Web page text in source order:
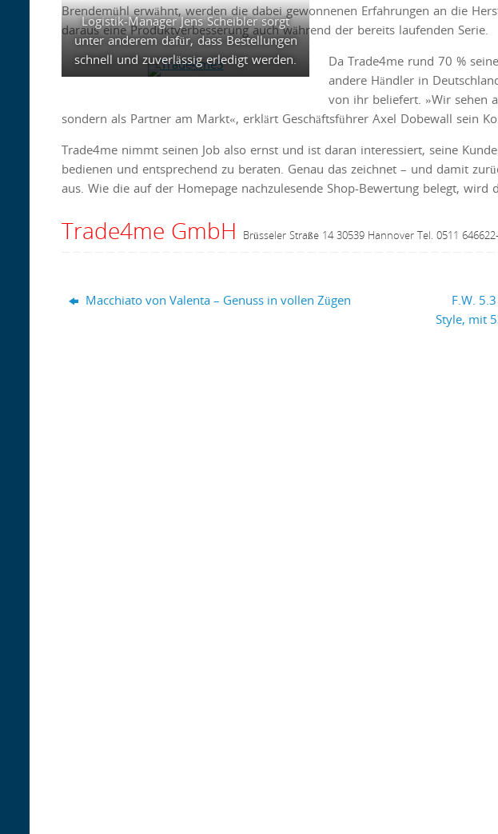
Brendemühl erwähnt, werden die dabei gewonnenen Erfahrungen an die
daraus eine Produktverbesserung auch während der bereits laufenden Serie.
Logistik-Manager Jens Scheibler sorgt
unter anderem dafür, dass Bestellungen
schnell und zuverlässig erledigt werden.
Da Trade4me rund 70 %
andere Händler in
von ihr beliefert. »Wir sehen
sondern als Partner am Markt«, erklärt Geschäftsführer Axel Dobewall sein
Trade4me nimmt seinen Job also ernst und ist daran interessiert, seine
bedienen und entsprechend zu beraten. Genau das zeichnet – und damit
aus. Wie die auf der Homepage nachzulesende Shop-Bewertung belegt,
Trade4me GmbH Brüsseler Straße 14 30539 Hannover Tel. 0511
Macchiato von Valenta – Genuss in vollen Zügen
F.W.
Style, mit